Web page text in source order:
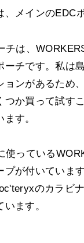
、メインのEDC
チは、
ーチです。私は
ョンがあるため
つか買って試す
す。
使っている
プが付いていま
のカラビ
ます。